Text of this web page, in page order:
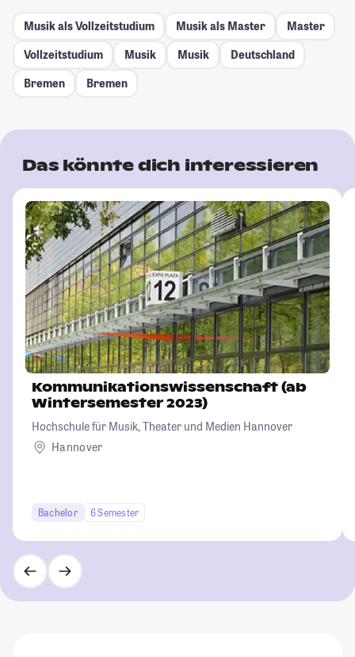
Musik als Vollzeitstudium Musik als Master
Master
Vollzeitstudium
Musik Musik
Deutschland
Bremen
Bremen
Das könnte dich interessieren
Kommunikationswissenschaft (ab
Wintersemester 2023)
Hochschule für Musik, Theater und Medien Hannover
Hannover
Bachelor 6 Semester